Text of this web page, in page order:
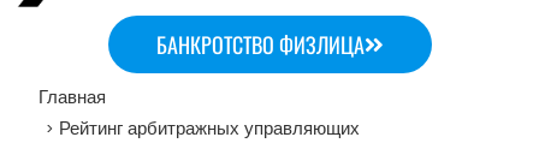
БАНКРОТСТВО ФИЗЛИЦА
Главная
> Рейтинг арбитражных управляющих